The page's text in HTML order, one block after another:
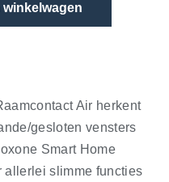
Air herkent
gesloten vensters
Smart Home
allerlei slimme functies